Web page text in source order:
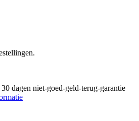
dagen niet-goed-geld-terug-garantie